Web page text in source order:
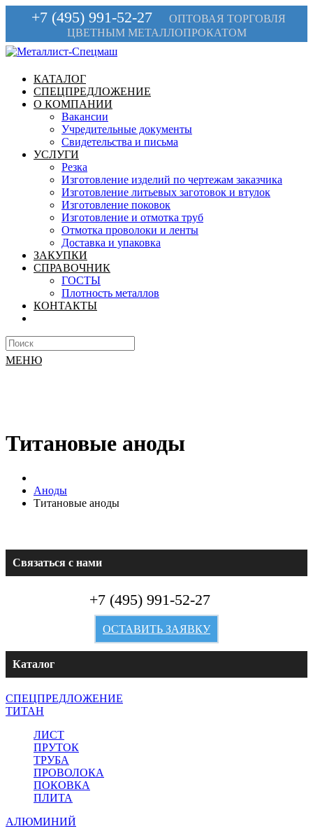
+7 (495) 991-52-27
ОПТОВАЯ ТОРГОВЛЯ
ЦВЕТНЫМ МЕТАЛЛОПРОКАТОМ
КАТАЛОГ
СПЕЦПРЕДЛОЖЕНИЕ
О КОМПАНИИ
Вакансии
Учредительные документы
Свидетельства и письма
УСЛУГИ
Резка
Изготовление изделий по чертежам заказчика
Изготовление литьевых заготовок и втулок
Изготовление поковок
Изготовление и отмотка труб
Отмотка проволоки и ленты
Доставка и упаковка
ЗАКУПКИ
СПРАВОЧНИК
ГОСТЫ
Плотность металлов
КОНТАКТЫ
МЕНЮ
Титановые аноды
Аноды
Титановые аноды
Связаться с нами
+7 (495) 991-52-27
ОСТАВИТЬ ЗАЯВКУ
Каталог
СПЕЦПРЕДЛОЖЕНИЕ
ТИТАН
ЛИСТ
ПРУТОК
ТРУБА
ПРОВОЛОКА
ПОКОВКА
ПЛИТА
АЛЮМИНИЙ